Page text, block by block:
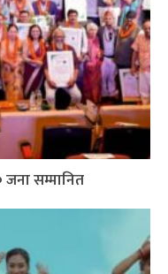
जना सम्मानित